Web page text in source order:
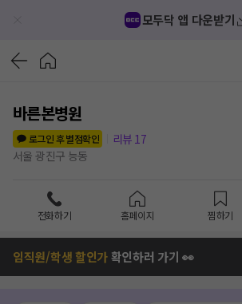
모두닥 앱 다운받기
바른본병원
로그인 후 별점확인
리뷰 17
서울 광진구 능동
전화하기 홈페이지 찜하기
임직원/학생 할인가확인하러 가기 👀